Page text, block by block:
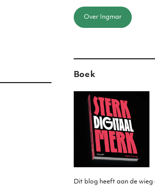
Over Ingmar
Boek
Dit blog heeft aan de wieg